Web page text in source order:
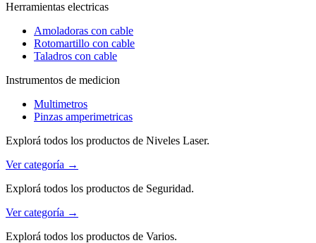
Herramientas electricas
Amoladoras con cable
Rotomartillo con cable
Taladros con cable
Instrumentos de medicion
Multimetros
Pinzas amperimetricas
Explorá todos los productos de Niveles Laser.
Ver categoría →
Explorá todos los productos de Seguridad.
Ver categoría →
Explorá todos los productos de Varios.